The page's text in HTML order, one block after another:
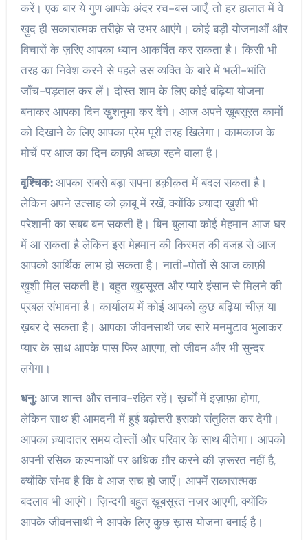
करें। एक बार ये गुण आपके अंदर रच-बस जाएँ, तो हर हालात में वे
ख़ुद ही सकारात्मक तरीक़े से उभर आएंगे। कोई बड़ी योजनाओं और
विचारों के ज़रिए आपका ध्यान आकर्षित कर सकता है। किसी भी
तरह का निवेश करने से पहले उस व्यक्ति के बारे में भली-भांति
जाँच-पड़ताल कर लें। दोस्त शाम के लिए कोई बढ़िया योजना
बनाकर आपका दिन ख़ुशनुमा कर देंगे। आज अपने ख़ूबसूरत कामों
को दिखाने के लिए आपका प्रेम पूरी तरह खिलेगा। कामकाज के
मोर्चे पर आज का दिन काफ़ी अच्छा रहने वाला है।
वृश्चिक:आपका सबसे बड़ा सपना हक़ीक़त में बदल सकता है।
लेकिन अपने उत्साह को क़ाबू में रखें, क्योंकि ज़्यादा ख़ुशी भी
परेशानी का सबब बन सकती है। बिन बुलाया कोई मेहमान आज घर
में आ सकता है लेकिन इस मेहमान की किस्मत की वजह से आज
आपको आर्थिक लाभ हो सकता है। नाती-पोतों से आज काफ़ी
ख़ुशी मिल सकती है। बहुत ख़ूबसूरत और प्यारे इंसान से मिलने की
प्रबल संभावना है। कार्यालय में कोई आपको कुछ बढ़िया चीज़ या
ख़बर दे सकता है। आपका जीवनसाथी जब सारे मनमुटाव भुलाकर
प्यार के साथ आपके पास फिर आएगा, तो जीवन और भी सुन्दर
लगेगा।
धनु:आज शान्त और तनाव-रहित रहें। ख़र्चों में इज़ाफ़ा होगा,
लेकिन साथ ही आमदनी में हुई बढ़ोत्तरी इसको संतुलित कर देगी।
आपका ज़्यादातर समय दोस्तों और परिवार के साथ बीतेगा। आपको
अपनी रसिक कल्पनाओं पर अधिक ग़ौर करने की ज़रूरत नहीं है,
क्योंकि संभव है कि वे आज सच हो जाएँ। आपमें सकारात्मक
बदलाव भी आएंगे। ज़िन्दगी बहुत ख़ूबसूरत नज़र आएगी, क्योंकि
आपके जीवनसाथी ने आपके लिए कुछ ख़ास योजना बनाई है।